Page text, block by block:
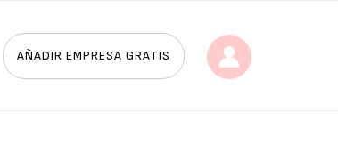
AÑADIR EMPRESA GRATIS